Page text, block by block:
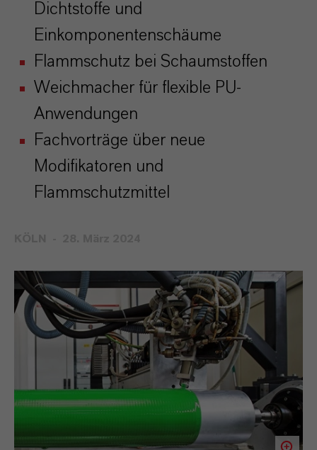
Dichtstoffe und
Einkomponentenschäume
Flammschutz bei Schaumstoffen
Weichmacher für flexible PU-
Anwendungen
Fachvorträge über neue
Modifikatoren und
Flammschutzmittel